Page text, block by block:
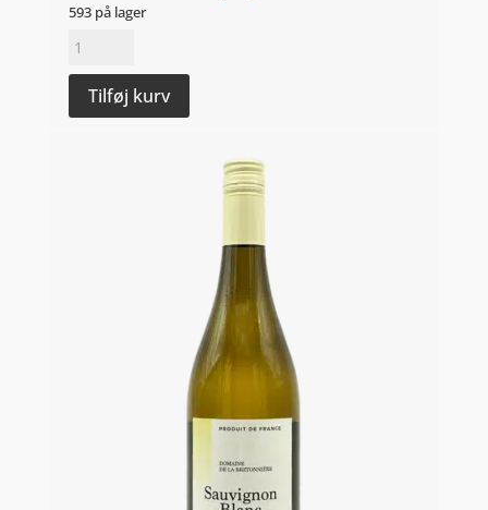
593 på lager
Chardonnay
Domaine
Tilføj kurv